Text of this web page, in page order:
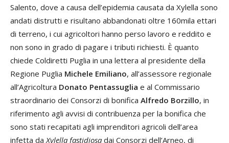
Salento, dove a causa dell’epidemia causata da Xylella sono
andati distrutti e risultano abbandonati oltre 160mila ettari
di terreno, i cui agricoltori hanno perso lavoro e reddito e
non sono in grado di pagare i tributi richiesti. È quanto
chiede Coldiretti Puglia in una lettera al presidente della
Regione Puglia Michele Emiliano, all’assessore regionale
all’Agricoltura Donato Pentassuglia e al Commissario
straordinario dei Consorzi di bonifica Alfredo Borzillo, in
riferimento agli avvisi di contribuenza per la bonifica che
sono stati recapitati agli imprenditori agricoli dell’area
infetta daXylella fastidiosa dai Consorzi dell’Arneo, di